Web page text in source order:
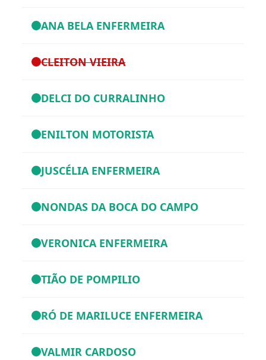
ANA BELA ENFERMEIRA
CLEITON VIEIRA
DELCI DO CURRALINHO
ENILTON MOTORISTA
JUSCÉLIA ENFERMEIRA
NONDAS DA BOCA DO CAMPO
VERONICA ENFERMEIRA
TIÃO DE POMPILIO
RÓ DE MARILUCE ENFERMEIRA
VALMIR CARDOSO